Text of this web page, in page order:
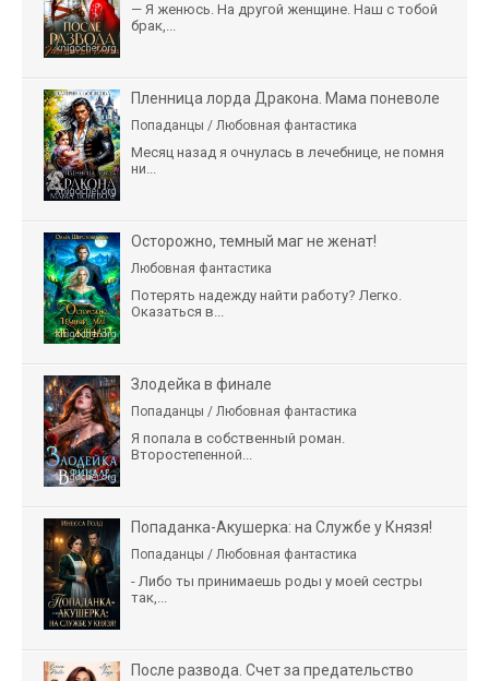
— Я женюсь. На другой женщине. Наш с тобой
брак,...
Пленница лорда Дракона. Мама поневоле
Попаданцы / Любовная фантастика
Месяц назад я очнулась в лечебнице, не помня
ни...
Осторожно, темный маг не женат!
Любовная фантастика
Потерять надежду найти работу? Легко.
Оказаться в...
Злодейка в финале
Попаданцы / Любовная фантастика
Я попала в собственный роман.
Второстепенной...
Попаданка-Акушерка: на Службе у Князя!
Попаданцы / Любовная фантастика
- Либо ты принимаешь роды у моей сестры
так,...
После развода. Счет за предательство